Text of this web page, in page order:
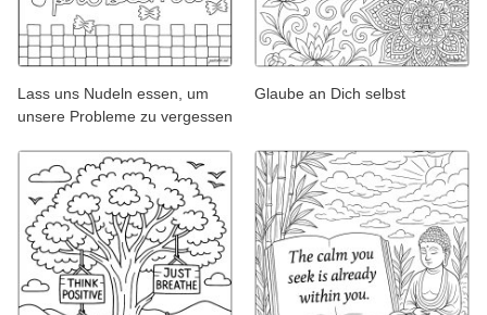
Lass uns Nudeln essen, um
unsere Probleme zu vergessen
Glaube an Dich selbst